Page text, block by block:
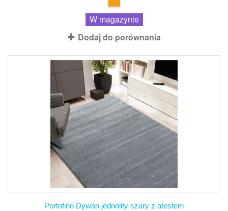
W magazynie
Dodaj do porównania
Portofino Dywan jednolity szary z atestem